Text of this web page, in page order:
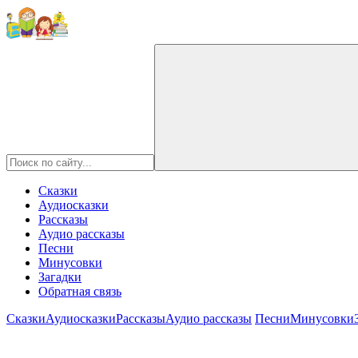
Сказки
Аудиосказки
Рассказы
Аудио рассказы
Песни
Минусовки
Загадки
Обратная связь
СказкиАудиосказкиРассказыАудио рассказы ПесниМинусовки